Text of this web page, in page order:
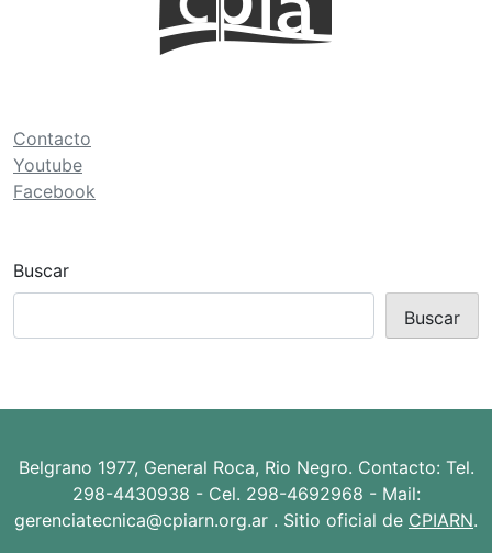
Contacto
Youtube
Facebook
Buscar
Buscar
Belgrano 1977, General Roca, Rio Negro. Contacto: Tel.
298-4430938 - Cel. 298-4692968 - Mail:
gerenciatecnica@cpiarn.org.ar . Sitio oficial de CPIARN.